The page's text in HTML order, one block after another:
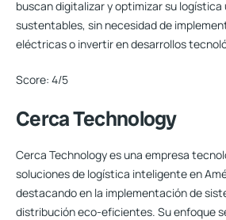
buscan digitalizar y optimizar su
sustentables, sin necesidad de
eléctricas o invertir en desarrollos
Score: 4/5
Cerca Technology
Cerca Technology es una empresa
soluciones de logística inteligente en
destacando en la implementación de
distribución eco-eficientes. Su enfoque